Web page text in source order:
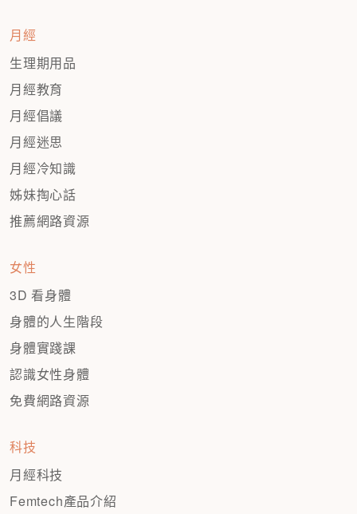
月經
生理期用品
月經教育
月經倡議
月經迷思
月經冷知識
姊妹掏心話
推薦網路資源
女性
3D 看身體
身體的人生階段
身體實踐課
認識女性身體
免費網路資源
科技
月經科技
Femtech產品介紹